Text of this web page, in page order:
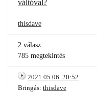
váltóval?
thisdave
2 válasz
785 megtekintés
2021.05.06. 20:52
Bringás: thisdave